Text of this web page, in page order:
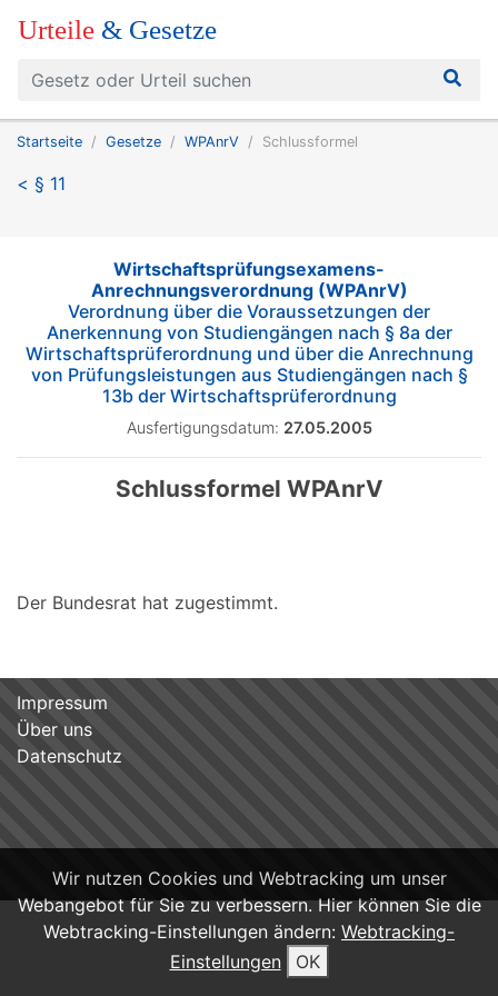
Urteile & Gesetze
Startseite Gesetze WPAnrV Schlussformel
< § 11
Wirtschaftsprüfungsexamens-
Anrechnungsverordnung (WPAnrV)
Verordnung über die Voraussetzungen der
Anerkennung von Studiengängen nach § 8a der
Wirtschaftsprüferordnung und über die Anrechnung
von Prüfungsleistungen aus Studiengängen nach §
13b der Wirtschaftsprüferordnung
Ausfertigungsdatum: 27.05.2005
Schlussformel WPAnrV
Der Bundesrat hat zugestimmt.
Wir nutzen Cookies und Webtracking um unser
Webangebot für Sie zu verbessern. Hier können Sie die
Webtracking-Einstellungen ändern: Webtracking-
Einstellungen
OK
Impressum
Über uns
Datenschutz